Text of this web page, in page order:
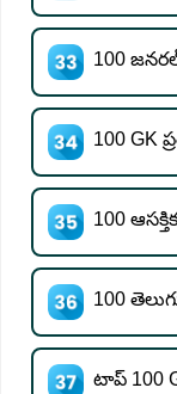
100
100 GK
100
100
టాప్ 100